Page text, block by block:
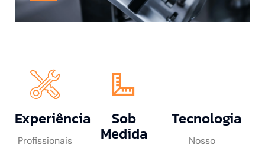
Experiência
Profissionais
Sob
Medida
Tecnologia
Nosso